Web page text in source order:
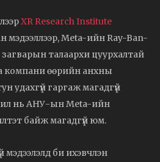
XR Research Institute
мэдээллээр, Meta-ийн Ray-Ban-
загварын талаархи цуурхалтай
компани өөрийн анхны
удахгүй гаргаж магадгүй
нь АНУ-ын Meta-ийн
байж магадгүй юм.
мэдээлэлд би ихэвчлэн